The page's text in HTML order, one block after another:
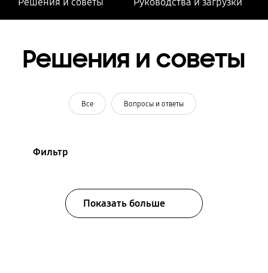
Решения и советы
Все Вопросы и ответы
Фильтр
Показать больше